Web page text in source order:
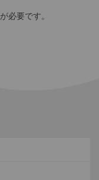
が必要です。